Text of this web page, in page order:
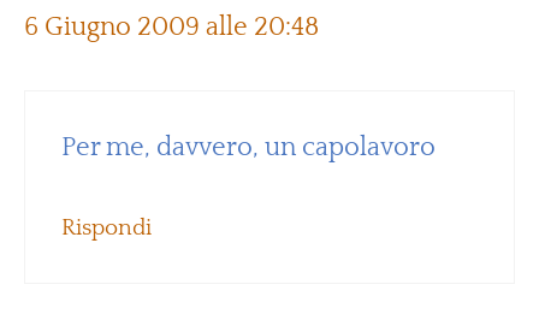
6 Giugno 2009 alle 20:48
Per me, davvero, un capolavoro
Rispondi